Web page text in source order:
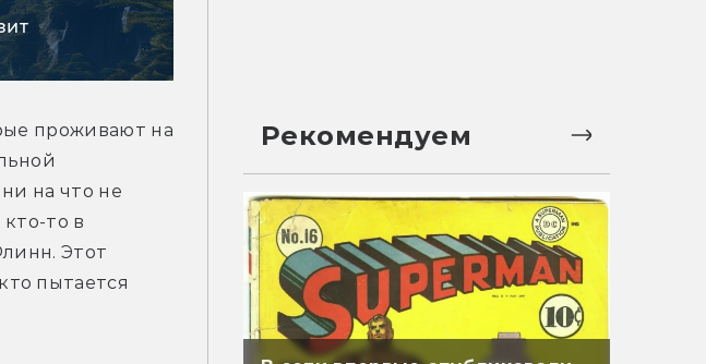
проживают на
на что не
то в
Этот
пытается
Рекомендуем